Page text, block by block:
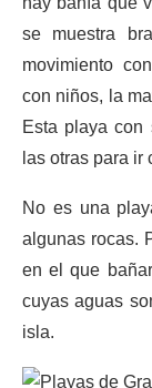
se muestra
movimiento
con niños, la
Esta playa con
las otras para ir
No es una
algunas rocas.
en el que
cuyas aguas
isla.